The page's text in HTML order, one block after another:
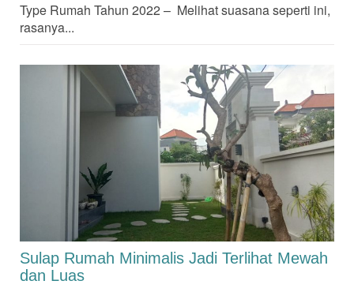
Type Rumah Tahun 2022 – Melihat suasana seperti ini,
rasanya...
Sulap Rumah Minimalis Jadi Terlihat Mewah
dan Luas